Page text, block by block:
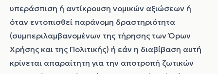
υπεράσπιση ή αντίκρουση νομικών αξιώσεων ή
όταν εντοπισθεί παράνομη δραστηριότητα
(συμπεριλαμβανομένων της τήρησης των Όρων
Χρήσης και της Πολιτικής) ή εάν η διαβίβαση αυτή
κρίνεται απαραίτητη για την αποτροπή ζωτικών